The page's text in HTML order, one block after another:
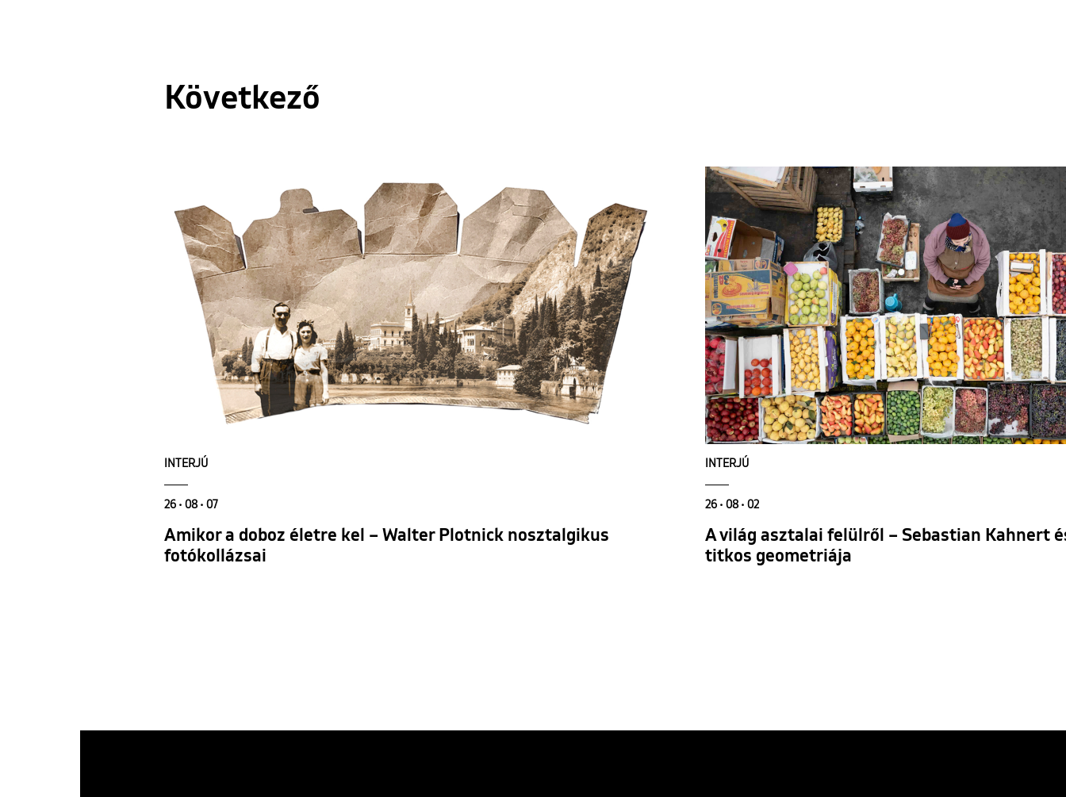
Következő
INTERJÚ
26 • 08 • 07
Amikor a doboz életre kel – Walter Plotnick nosztalgikus
fotókollázsai
INTERJÚ
26 • 08 • 02
A világ asztalai felülről – Sebastian Kahnert
titkos geometriája